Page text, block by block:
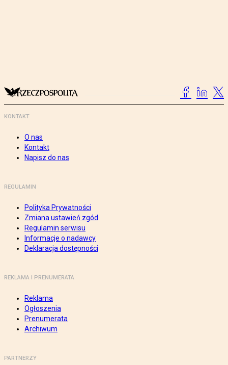
KONTAKT
O nas
Kontakt
Napisz do nas
REGULAMIN
Polityka Prywatności
Zmiana ustawień zgód
Regulamin serwisu
Informacje o nadawcy
Deklaracja dostępności
REKLAMA I PRENUMERATA
Reklama
Ogłoszenia
Prenumerata
Archiwum
PARTNERZY